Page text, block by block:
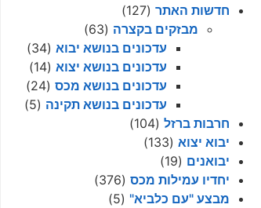
חדשות האתר (127)
מבזקים בקצרה (63)
עדכונים בנושא יבוא (34)
עדכונים בנושא יצוא (14)
עדכונים בנושא מכס (24)
עדכונים בנושא תקינה (5)
חרבות ברזל (104)
יבוא יצוא (133)
יבואנים (19)
יחדיו עמילות מכס (376)
מבצע "עם כלביא" (5)